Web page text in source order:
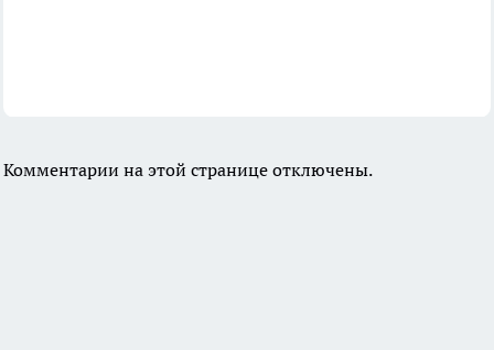
Комментарии на этой странице отключены.